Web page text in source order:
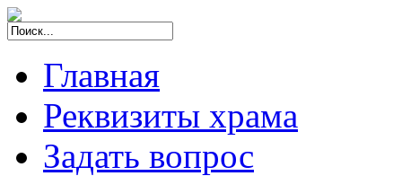
Главная
Реквизиты храма
Задать вопрос